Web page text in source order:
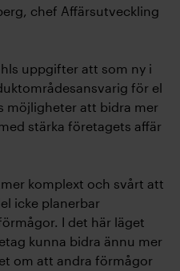
chef Affärsutveckling
uppgifter att som ny i
för el
möjligheter att bidra mer
stärka företagets affär
komplext och svårt att
icke planerbar
I det här läget
kunna bidra ännu mer
om att andra förmågor